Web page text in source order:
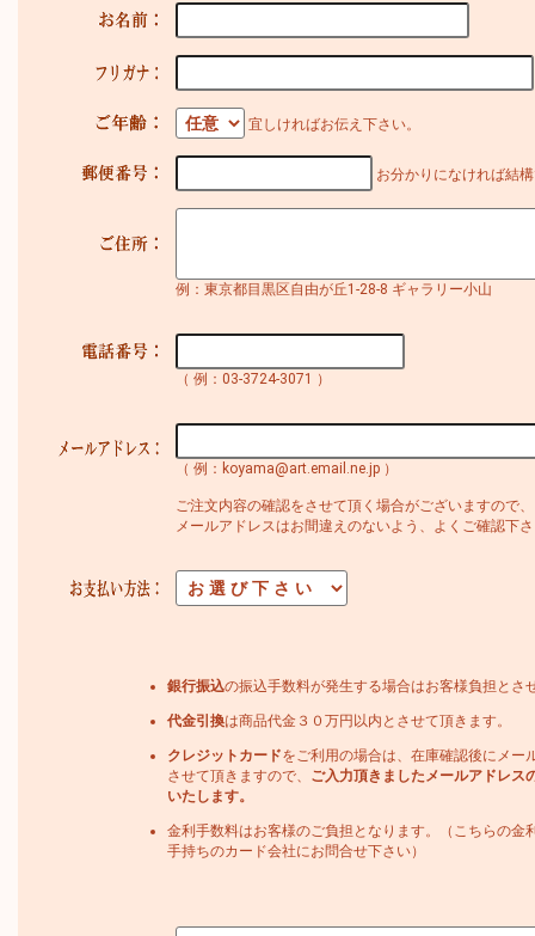
宜しければお伝え下さい。
お分かりになければ結
例：東京都目黒区自由が丘1-28-8 ギャラリー小山
（ 例：03-3724-3071 ）
（ 例：koyama@art.email.ne.jp ）
ご注文内容の確認をさせて頂く場合がございますので、
メールアドレスはお間違えのないよう、よくご確認下
銀行振込の振込手数料が発生する場合はお客様負担とさ
代金引換は商品代金３０万円以内とさせて頂きます。
クレジットカードをご利用の場合は、在庫確認後にメー
させて頂きますので、
ご入力頂きましたメールアドレス
いたします。
金利手数料はお客様のご負担となります。（こちらの金
手持ちのカード会社にお問合せ下さい）